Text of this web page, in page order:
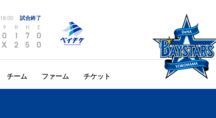
18:00 試合終了
9 R H E
0 1 7 0
X 2 5 0
チーム ファーム チケット